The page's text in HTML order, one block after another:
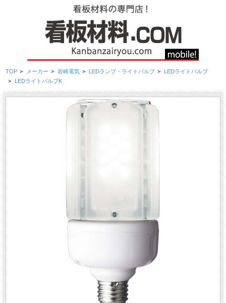
TOP > メーカー > 岩崎電気 > LEDランプ・ライトバルブ > LEDライトバルブ
> LEDライトバルブK